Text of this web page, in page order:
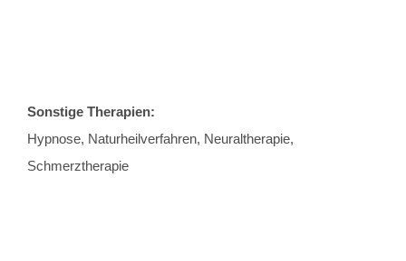
Sonstige Therapien:
Hypnose, Naturheilverfahren, Neuraltherapie,
Schmerztherapie